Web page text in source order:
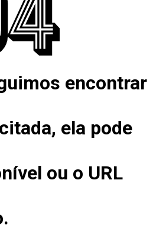
encontrar
ela pode
ou o URL